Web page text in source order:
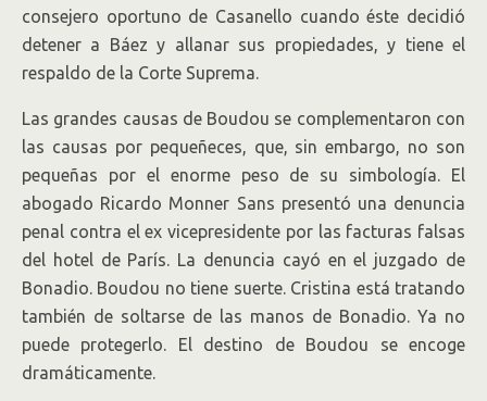
consejero oportuno de Casanello cuando éste decidió
detener a Báez y allanar sus propiedades, y tiene el
respaldo de la Corte Suprema.
Las grandes causas de Boudou se complementaron con
las causas por pequeñeces, que, sin embargo, no son
pequeñas por el enorme peso de su simbología. El
abogado Ricardo Monner Sans presentó una denuncia
penal contra el ex vicepresidente por las facturas falsas
del hotel de París. La denuncia cayó en el juzgado de
Bonadio. Boudou no tiene suerte. Cristina está tratando
también de soltarse de las manos de Bonadio. Ya no
puede protegerlo. El destino de Boudou se encoge
dramáticamente.